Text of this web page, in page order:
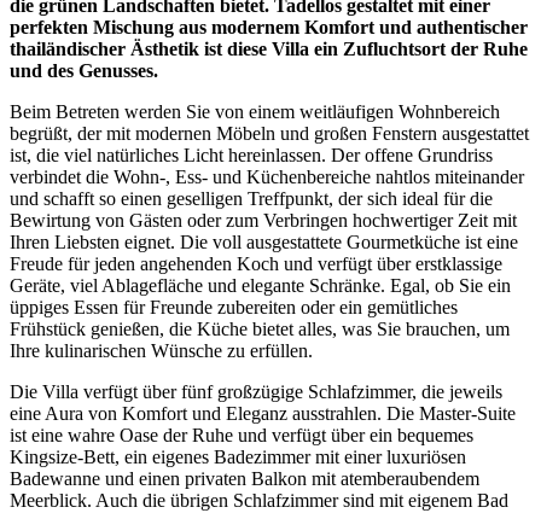
die grünen Landschaften bietet. Tadellos gestaltet mit einer
perfekten Mischung aus modernem Komfort und authentischer
thailändischer Ästhetik ist diese Villa ein Zufluchtsort der Ruhe
und des Genusses.
Beim Betreten werden Sie von einem weitläufigen Wohnbereich
begrüßt, der mit modernen Möbeln und großen Fenstern ausgestattet
ist, die viel natürliches Licht hereinlassen. Der offene Grundriss
verbindet die Wohn-, Ess- und Küchenbereiche nahtlos miteinander
und schafft so einen geselligen Treffpunkt, der sich ideal für die
Bewirtung von Gästen oder zum Verbringen hochwertiger Zeit mit
Ihren Liebsten eignet. Die voll ausgestattete Gourmetküche ist eine
Freude für jeden angehenden Koch und verfügt über erstklassige
Geräte, viel Ablagefläche und elegante Schränke. Egal, ob Sie ein
üppiges Essen für Freunde zubereiten oder ein gemütliches
Frühstück genießen, die Küche bietet alles, was Sie brauchen, um
Ihre kulinarischen Wünsche zu erfüllen.
Die Villa verfügt über fünf großzügige Schlafzimmer, die jeweils
eine Aura von Komfort und Eleganz ausstrahlen. Die Master-Suite
ist eine wahre Oase der Ruhe und verfügt über ein bequemes
Kingsize-Bett, ein eigenes Badezimmer mit einer luxuriösen
Badewanne und einen privaten Balkon mit atemberaubendem
Meerblick. Auch die übrigen Schlafzimmer sind mit eigenem Bad